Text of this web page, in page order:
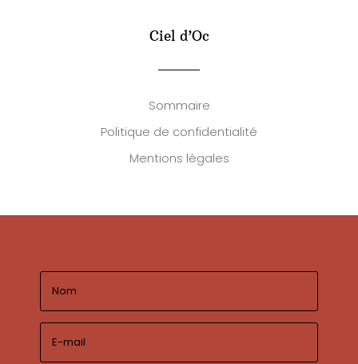
Ciel d’Oc
Sommaire
Politique de confidentialité
Mentions légales